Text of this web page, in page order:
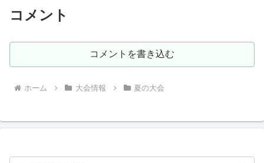
コメント
コメントを書き込む
ホーム 大会情報 夏の大会